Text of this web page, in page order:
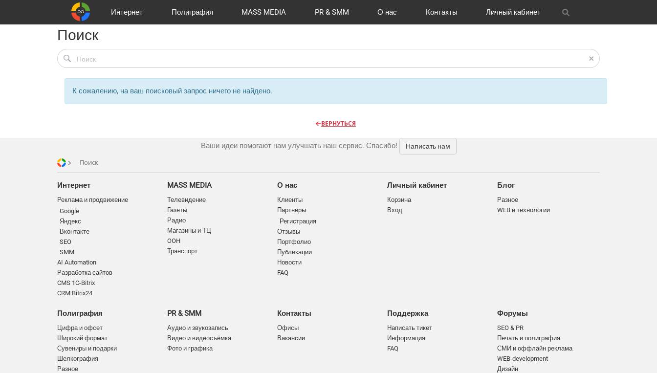
Интернет
Реклама и продвижение
Полиграфия
Цифра и офсет
MASS MEDIA
Телевидение
PR & SMM О нас
Клиенты
Контакты Личный кабинет
Поиск
К сожалению, на ваш поисковый запрос ничего не найдено.
ВЕРНУТЬСЯ
Ваши идеи помогают нам улучшать наш сервис. Спасибо! Написать нам
Поиск
Интернет
Реклама и продвижение
Google
Яндекс
Вконтакте
SEO
SMM
AI Automation
Разработка сайтов
CMS 1C-Bitrix
CRM Bitrix24
Полиграфия
Цифра и офсет
Широкий формат
Сувениры и подарки
Шелкография
Разное
MASS MEDIA
Телевидение
Газеты
Радио
Магазины и ТЦ
OOH
Транспорт
PR & SMM
Аудио и звукозапись
Видео и видеосъёмка
Фото и графика
О нас
Клиенты
Партнеры
Регистрация
Отзывы
Портфолио
Публикации
Новости
FAQ
Контакты
Офисы
Вакансии
Личный кабинет
Корзина
Вход
Поддержка
Написать тикет
Информация
FAQ
Блог
Разное
WEB и технологии
Форумы
SEO & PR
Печать и полиграфия
СМИ и оффлайн реклама
WEB-development
Дизайн